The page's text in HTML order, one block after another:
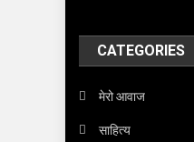
CATEGORIES
मेरो आवाज
साहित्य